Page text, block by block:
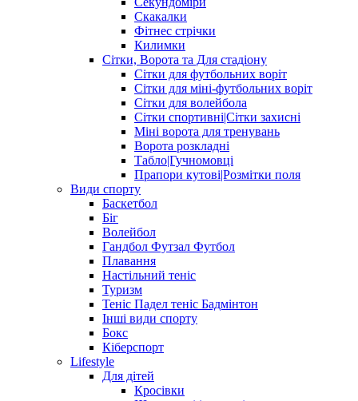
Скакалки
Фітнес стрічки
Килимки
Сітки, Ворота та Для стадіону
Сітки для футбольних воріт
Сітки для міні-футбольних воріт
Сітки для волейбола
Сітки спортивні|Cітки захисні
Міні ворота для тренувань
Ворота розкладні
Табло|Гучномовці
Прапори кутові|Розмітки поля
Види спорту
Баскетбол
Біг
Волейбол
Гандбол Футзал Футбол
Плавання
Настільний теніс
Туризм
Теніс Падел теніс Бадмінтон
Інші види спорту
Бокс
Кіберспорт
Lifestyle
Для дітей
Кросівки